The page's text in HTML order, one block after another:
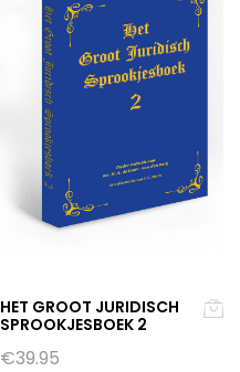
HET GROOT JURIDISCH
SPROOKJESBOEK 2
€39.95